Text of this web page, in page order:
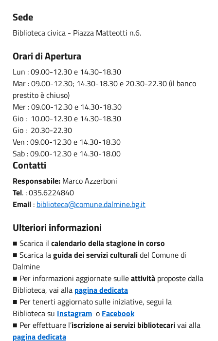
Sede
Biblioteca civica - Piazza Matteotti n.6.
Orari di Apertura
Lun : 09.00-12.30 e 14.30-18.30
Mar : 09.00-12.30; 14.30-18.30 e 20.30-22.30 (il banco
prestito è chiuso)
Mer : 09.00-12.30 e 14.30-18.30
Gio : 10.00-12.30 e 14.30-18.30
Gio : 20.30-22.30
Ven : 09.00-12.30 e 14.30-18.30
Sab : 09.00-12.30 e 14.30-18.00
Contatti
Responsabile: Marco Azzerboni
Tel. : 035.6224840
Email : biblioteca@comune.dalmine.bg.it
Ulteriori informazioni
■ Scarica il calendario della stagione in corso
■ Scarica laguida dei servizi culturalidel Comune di
Dalmine
■ Per informazioni aggiornate sulleattività proposte dalla
Biblioteca, vai alla pagina dedicata
■ Per tenerti aggiornato sulle iniziative, segui la
Biblioteca su Instagram o Facebook
■ Per effettuare l’iscrizione ai servizi bibliotecarivai alla
pagina dedicata